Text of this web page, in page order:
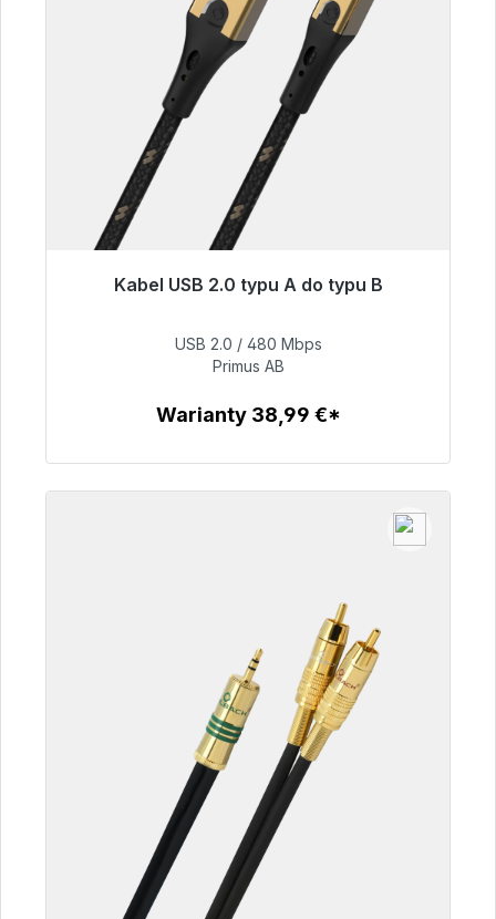
Kabel USB 2.0 typu A do typu B
Gotowy do natychmiastowej wysyłki, czas
76,99 €
USB 2.0 / 480 Mbps
Primus AB
Warianty 38,99 €*